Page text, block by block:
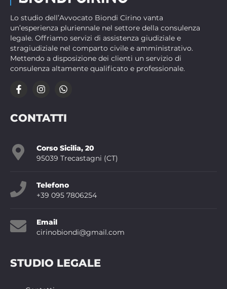
Lo studio dell’Avvocato Biondi Cirino vanta
un’esperienza pluriennale nel settore della consulenza
legale. Offriamo servizi di assistenza giudiziale e
stragiudiziale nel comparto civile e amministrativo.
Mettendo a disposizione dei clienti un servizio di
consulenza altamente qualificato e professionale.
CONTATTI
Corso Sicilia, 20
95039 Trecastagni (CT)
Telefono
+39 095 7806254
Email
cirinobiondi@gmail.com
STUDIO LEGALE